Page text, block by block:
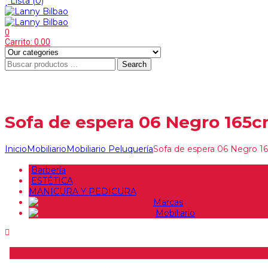
0
Carrito: 0.00
Search
Sofa de espera 06 Negro
InicioMobiliarioMobiliario PeluqueríaSofa de espera 06 Negro
Barbería
ESTÉTICA
MANICURA Y PEDICURA
Marcas
Mobiliario